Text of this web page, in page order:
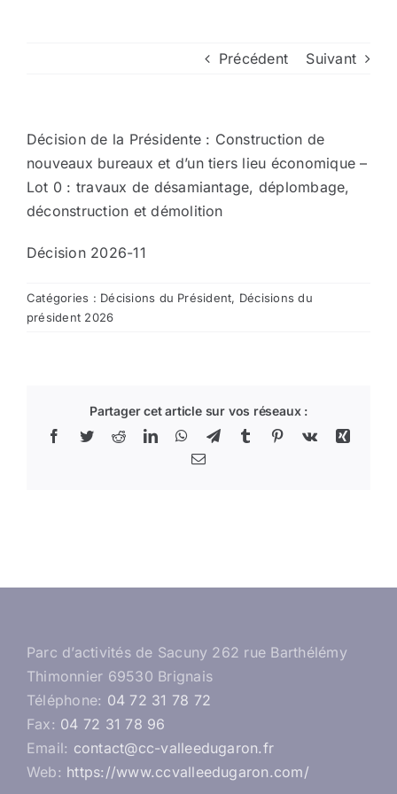
Nous contacter
Aller au site de la CCVG
Précédent Suivant
Décision de la Présidente : Construction de
nouveaux bureaux et d’un tiers lieu économique –
Lot 0 : travaux de désamiantage, déplombage,
déconstruction et démolition
Décision 2026-11
Catégories : Décisions du Président, Décisions du
président 2026
Partager cet article sur vos réseaux :
Facebook
TwitterRedditLinkedInWhatsApp
TelegramTumblr Pinterest
Vk
Xing
Email
Parc d’activités de Sacuny 262 rue Barthélémy
Thimonnier 69530 Brignais
Téléphone: 04 72 31 78 72
Fax: 04 72 31 78 96
Email: contact@cc-valleedugaron.fr
Web: https://www.ccvalleedugaron.com/